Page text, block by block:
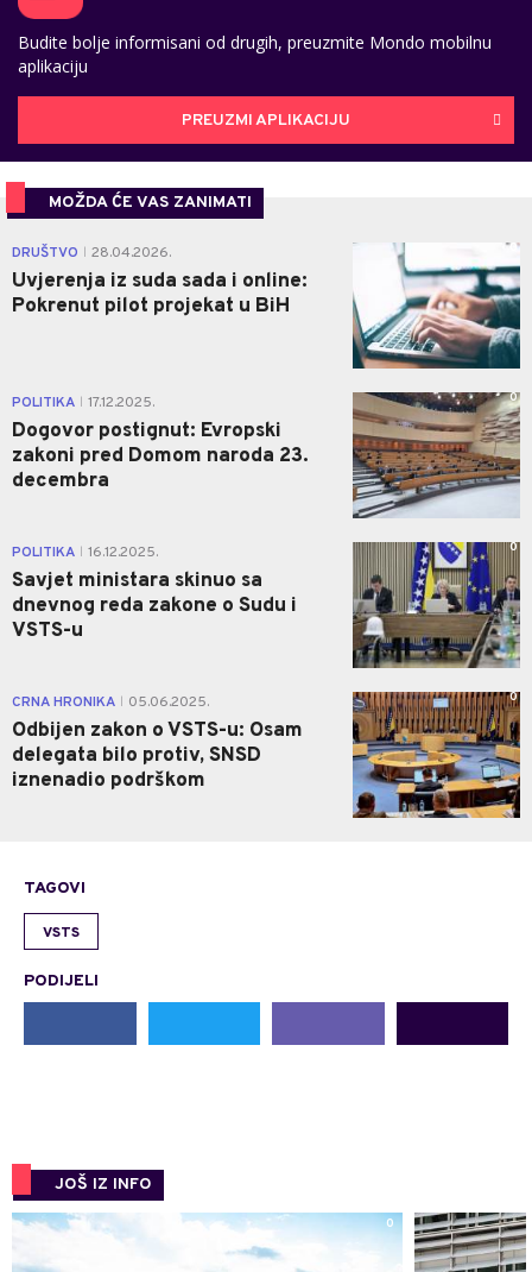
Budite bolje informisani od drugih, preuzmite Mondo mobilnu
aplikaciju
PREUZMI APLIKACIJU
MOŽDA ĆE VAS ZANIMATI
DRUŠTVO 28.04.2026.
Uvjerenja iz suda sada i online:
Pokrenut pilot projekat u BiH
0
POLITIKA 17.12.2025.
Dogovor postignut: Evropski
zakoni pred Domom naroda 23.
decembra
0
POLITIKA 16.12.2025.
Savjet ministara skinuo sa
dnevnog reda zakone o Sudu i
VSTS-u
0
CRNA HRONIKA 05.06.2025.
Odbijen zakon o VSTS-u: Osam
delegata bilo protiv, SNSD
iznenadio podrškom
0
TAGOVI
VSTS
PODIJELI
JOŠ IZ INFO
0